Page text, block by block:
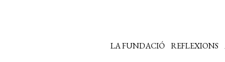
LA FUNDACIÓ REFLEXIONS